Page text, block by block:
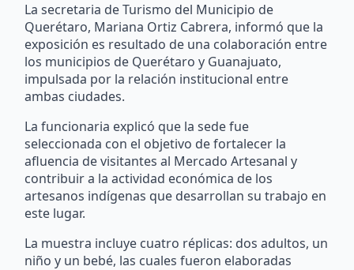
La secretaria de Turismo del Municipio de
Querétaro, Mariana Ortiz Cabrera, informó que la
exposición es resultado de una colaboración entre
los municipios de Querétaro y Guanajuato,
impulsada por la relación institucional entre
ambas ciudades.
La funcionaria explicó que la sede fue
seleccionada con el objetivo de fortalecer la
afluencia de visitantes al Mercado Artesanal y
contribuir a la actividad económica de los
artesanos indígenas que desarrollan su trabajo en
este lugar.
La muestra incluye cuatro réplicas: dos adultos, un
niño y un bebé, las cuales fueron elaboradas